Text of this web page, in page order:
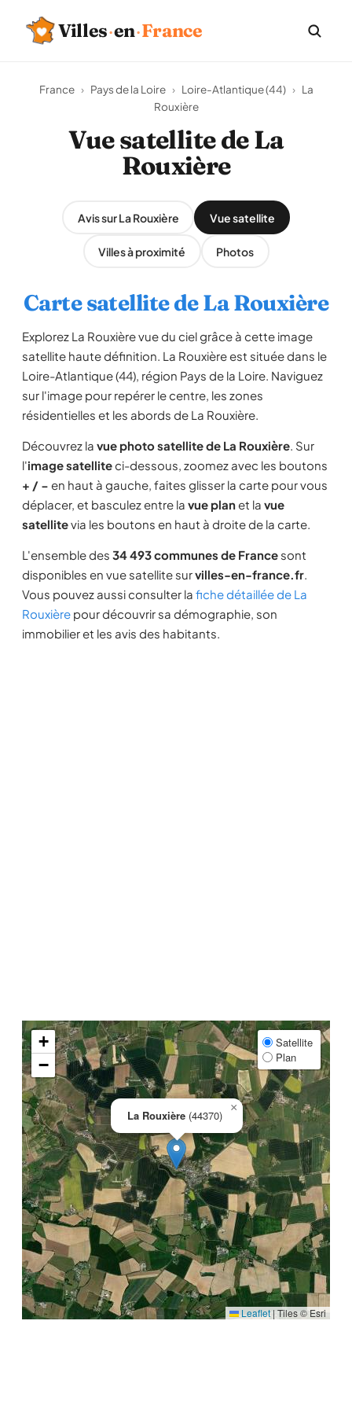
Villes·en·France
France › Pays de la Loire › Loire-Atlantique (44) › La
Rouxière
Vue satellite de La
Rouxière
Avis sur La Rouxière Vue satellite
Villes à proximité Photos
Carte satellite de La Rouxière
Explorez La Rouxière vue du ciel grâce à cette image
satellite haute définition. La Rouxière est située dans le
Loire-Atlantique (44), région Pays de la Loire. Naviguez
sur l'image pour repérer le centre, les zones
résidentielles et les abords de La Rouxière.
Découvrez la vue photo satellite de La Rouxière. Sur
l'image satelliteci-dessous, zoomez avec les boutons
+ / − en haut à gauche, faites glisser la carte pour vous
déplacer, et basculez entre la vue planet la vue
satellitevia les boutons en haut à droite de la carte.
L'ensemble des 34 493 communes de France sont
disponibles en vue satellite survilles-en-france.fr.
Vous pouvez aussi consulter la fiche détaillée de La
Rouxière pour découvrir sa démographie, son
immobilier et les avis des habitants.
La Rouxière (44370)
×
+
−
Satellite
Plan
Leaflet |Tiles © Esri